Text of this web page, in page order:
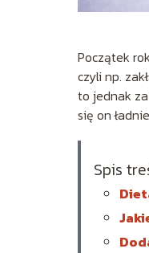
Początek
czyli np.
to jednak
się on
Spis